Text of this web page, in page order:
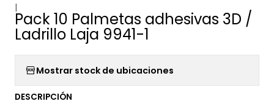
|
Pack 10 Palmetas adhesivas 3D /
Ladrillo Laja 9941-1
Mostrar stock de ubicaciones
DESCRIPCIÓN